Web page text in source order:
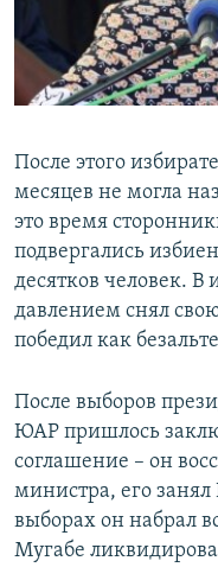
После этого
месяцев не могла
это время
подвергались
десятков человек. В
давлением снял
победил как
После выборов
ЮАР пришлось
соглашение – он
министра, его
выборах он набрал
Мугабе